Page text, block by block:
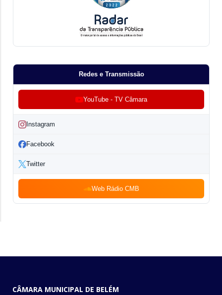
Redes e Transmissão
YouTube - TV Câmara
Instagram
Facebook
Twitter
Web Rádio CMB
CÂMARA MUNICIPAL DE BELÉM